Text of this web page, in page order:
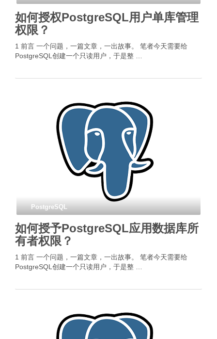
如何授权PostgreSQL用户单库管理
权限？
1 前言 一个问题，一篇文章，一出故事。 笔者今天需要给
PostgreSQL创建一个只读用户，于是整 …
PostgreSQL
如何授予PostgreSQL应用数据库所
有者权限？
1 前言 一个问题，一篇文章，一出故事。 笔者今天需要给
PostgreSQL创建一个只读用户，于是整 …